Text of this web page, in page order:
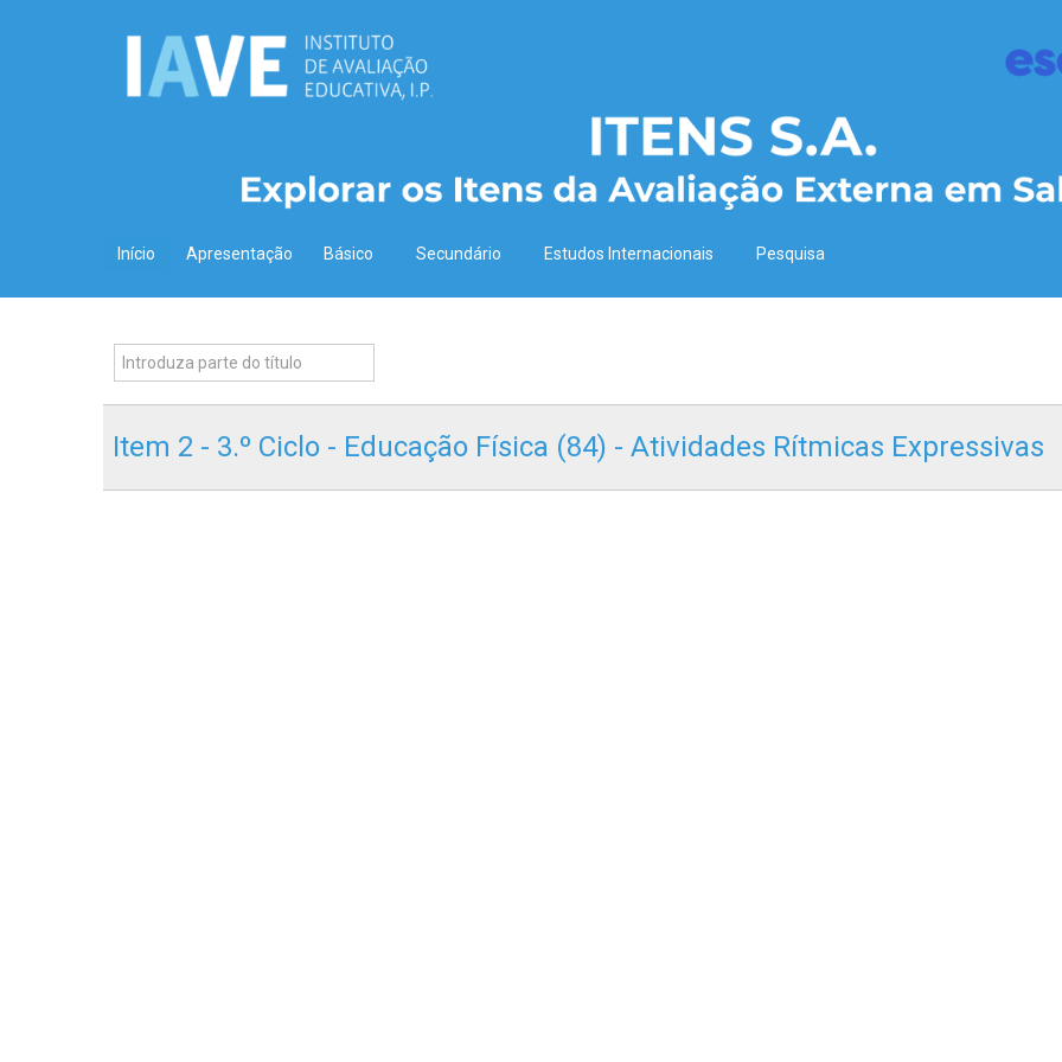
Início Apresentação Básico Secundário Estudos Internacionais Pesquisa
Item 2 - 3.º Ciclo - Educação Física (84) - Atividades Rítmicas Expressivas